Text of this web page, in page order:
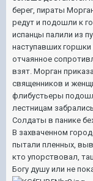
берег, пираты
редут и подошли к
испанцы палили из
наступавших
отчаянное
взят. Морган
священников и
флибустьеры
лестницам
Солдаты в панике
В захваченном
пытали пленных,
кто упорствовал,
Богу душу или не